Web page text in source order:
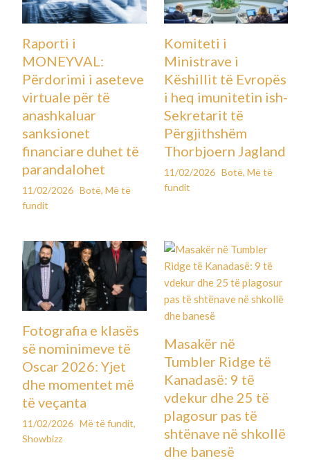
Raporti i
MONEYVAL:
Përdorimi i aseteve
virtuale për të
anashkaluar
sanksionet
financiare duhet të
parandalohet
11/02/2026 Botë,Më të
fundit
Komiteti i
Ministrave i
Këshillit të Evropës
i heq imunitetin ish-
Sekretarit të
Përgjithshëm
Thorbjoern Jagland
11/02/2026 Botë, Më të
fundit
Fotografia e klasës
së nominimeve të
Oscar 2026: Yjet
dhe momentet më
të veçanta
11/02/2026 Më të fundit,
Showbizz
Masakër në
Tumbler Ridge të
Kanadasë: 9 të
vdekur dhe 25 të
plagosur pas të
shtënave në shkollë
dhe banesë